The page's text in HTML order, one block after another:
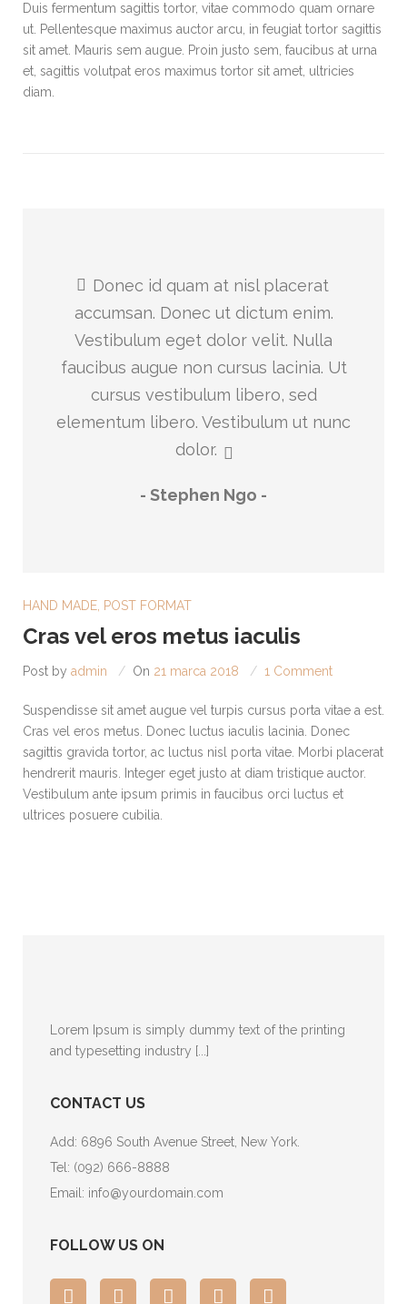
Duis fermentum sagittis tortor, vitae commodo quam ornare
ut. Pellentesque maximus auctor arcu, in feugiat tortor sagittis
sit amet. Mauris sem augue. Proin justo sem, faucibus at urna
et, sagittis volutpat eros maximus tortor sit amet, ultricies
diam.
Donec id quam at nisl placerat
accumsan. Donec ut dictum enim.
Vestibulum eget dolor velit. Nulla
faucibus augue non cursus lacinia. Ut
cursus vestibulum libero, sed
elementum libero. Vestibulum ut nunc
dolor.
- Stephen Ngo -
HAND MADE POST FORMAT
Cras vel eros metus iaculis
Post by admin On 21 marca 2018 1 Comment
Suspendisse sit amet augue vel turpis cursus porta vitae a est.
Cras vel eros metus. Donec luctus iaculis lacinia. Donec
sagittis gravida tortor, ac luctus nisl porta vitae. Morbi placerat
hendrerit mauris. Integer eget justo at diam tristique auctor.
Vestibulum ante ipsum primis in faucibus orci luctus et
ultrices posuere cubilia.
Lorem Ipsum is simply dummy text of the printing
and typesetting industry [...]
CONTACT US
Add: 6896 South Avenue Street, New York.
Tel: (092) 666-8888
Email: info@yourdomain.com
FOLLOW US ON